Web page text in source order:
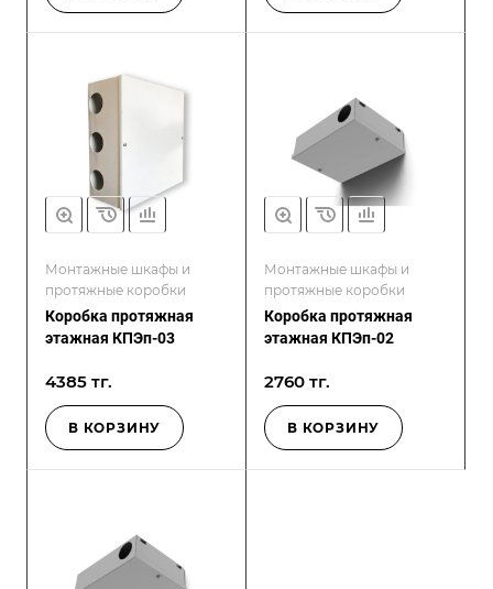
Монтажные шкафы и
протяжные коробки
Коробка протяжная
этажная КПЭп-03
4385 тг.
В КОРЗИНУ
Монтажные шкафы и
протяжные коробки
Коробка протяжная
этажная КПЭп-02
2760 тг.
В КОРЗИНУ